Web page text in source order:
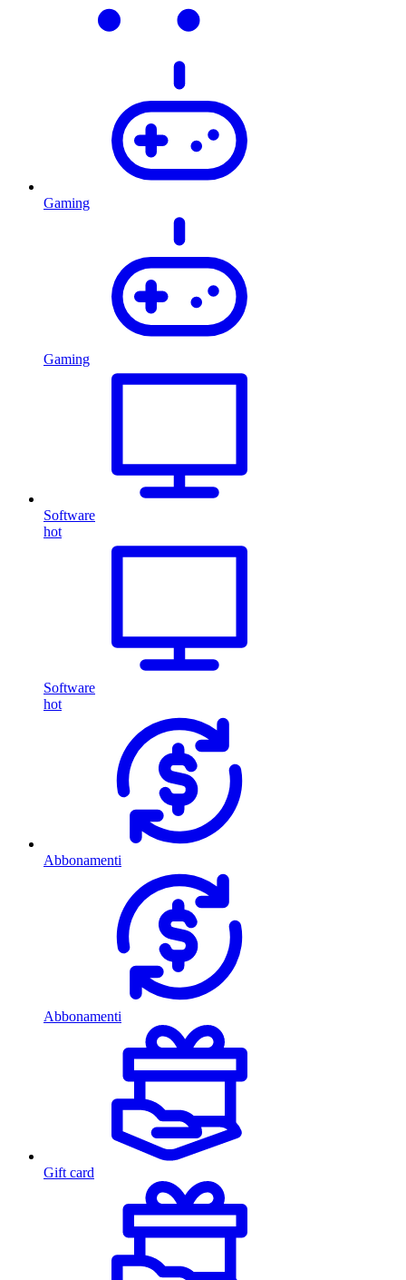
Gaming
Gaming
Software
hot
Software
hot
Abbonamenti
Abbonamenti
Gift card